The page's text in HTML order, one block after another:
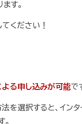
す。
ください！
よる申し込みが可能で
を選択すると、イン
。